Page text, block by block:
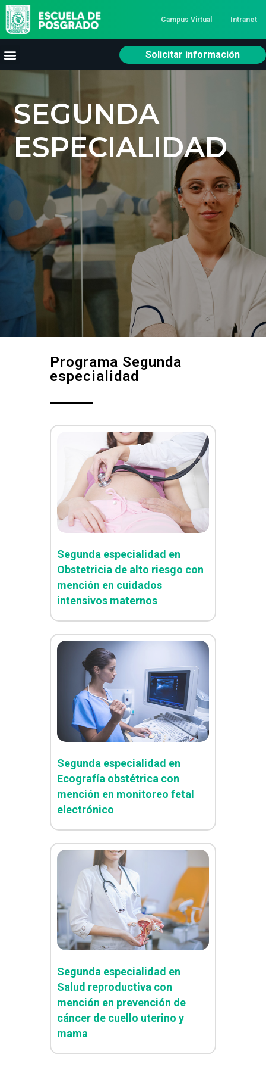
Campus Virtual Intranet
Solicitar información
SEGUNDA
ESPECIALIDAD
Programa Segunda
especialidad
Segunda especialidad en
Obstetricia de alto riesgo con
mención en cuidados
intensivos maternos
Segunda especialidad en
Ecografía obstétrica con
mención en monitoreo fetal
electrónico
Segunda especialidad en
Salud reproductiva con
mención en prevención de
cáncer de cuello uterino y
mama